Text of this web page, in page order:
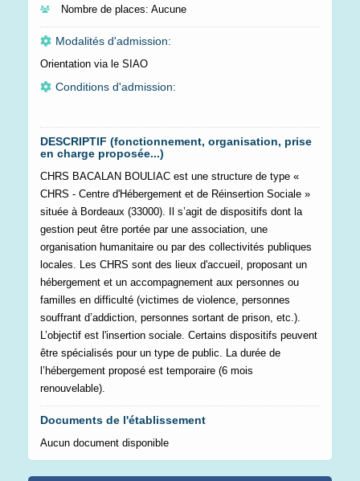
Nombre de places: Aucune
Modalités d'admission:
Orientation via le SIAO
Conditions d'admission:
DESCRIPTIF (fonctionnement, organisation, prise
en charge proposée...)
CHRS BACALAN BOULIAC est une structure de type «
CHRS - Centre d'Hébergement et de Réinsertion Sociale »
située à Bordeaux (33000). Il s’agit de dispositifs dont la
gestion peut être portée par une association, une
organisation humanitaire ou par des collectivités publiques
locales. Les CHRS sont des lieux d'accueil, proposant un
hébergement et un accompagnement aux personnes ou
familles en difficulté (victimes de violence, personnes
souffrant d’addiction, personnes sortant de prison, etc.).
L’objectif est l'insertion sociale. Certains dispositifs peuvent
être spécialisés pour un type de public. La durée de
l’hébergement proposé est temporaire (6 mois
renouvelable).
Documents de l'établissement
Aucun document disponible